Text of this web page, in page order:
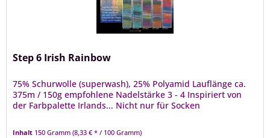
Step 6 Irish Rainbow
75% Schurwolle (superwash), 25% Polyamid Lauflänge ca.
375m / 150g empfohlene Nadelstärke 3 - 4 Inspiriert von
der Farbpalette Irlands... Nicht nur für Socken
Inhalt 150 Gramm(8,33 € * / 100 Gramm)